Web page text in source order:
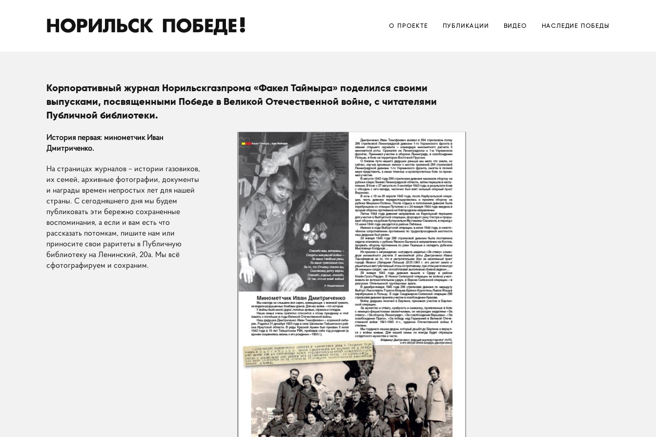
О ПРОЕКТЕ ПУБЛИКАЦИИ ВИДЕО НАСЛЕДИЕ ПОБЕДЫ
О ПРОЕКТЕ ПУБЛИКАЦИИ ВИДЕО НАСЛЕДИЕ ПОБЕДЫ
Корпоративный журнал Норильскгазпрома «Факел Таймыра» поделился своими
выпусками, посвященными Победе в Великой Отечественной войне, с читателями
Публичной библиотеки.
История первая: минометчик Иван
Дмитриченко.
На страницах журналов – истории газовиков,
их семей, архивные фотографии, документы
и награды времен непростых лет для нашей
страны. С сегодняшнего дня мы будем
публиковать эти бережно сохраненные
воспоминания, а если и вам есть что
рассказать потомкам, пишите нам или
приносите свои раритеты в Публичную
библиотеку на Ленинский, 20а. Мы всё
сфотографируем и сохраним.